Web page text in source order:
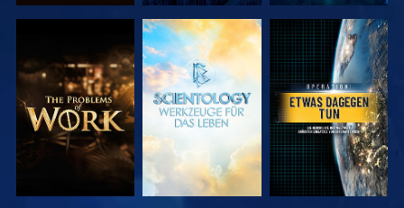
SERIE
ENTDECKEN
SERIE
ENTDECKEN
ANSEHEN